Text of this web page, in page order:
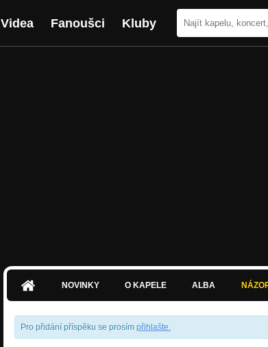
Videa Fanoušci Kluby
NOVINKY O KAPELE ALBA
Pro přidání příspěku se prosím přihlašte.